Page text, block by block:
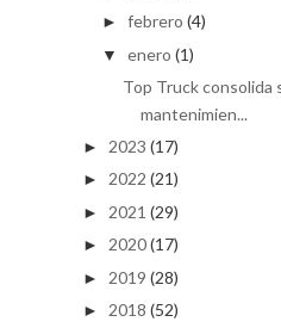
►febrero (4)
▼ enero (1)
Top Truck consolida
mantenimien...
► 2023 (17)
► 2022 (21)
► 2021 (29)
► 2020 (17)
► 2019 (28)
► 2018 (52)